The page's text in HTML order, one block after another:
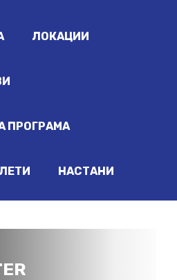
ЛОКАЦИИ
ПРОГРАМА
НАСТАНИ